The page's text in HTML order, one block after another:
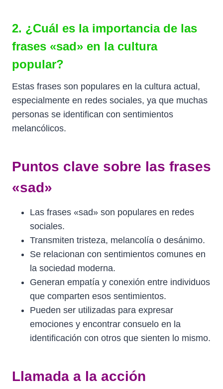
2. ¿Cuál es la importancia de las
frases «sad» en la cultura
popular?
Estas frases son populares en la cultura actual,
especialmente en redes sociales, ya que muchas
personas se identifican con sentimientos
melancólicos.
Puntos clave sobre las frases
«sad»
Las frases «sad» son populares en redes
sociales.
Transmiten tristeza, melancolía o desánimo.
Se relacionan con sentimientos comunes en
la sociedad moderna.
Generan empatía y conexión entre individuos
que comparten esos sentimientos.
Pueden ser utilizadas para expresar
emociones y encontrar consuelo en la
identificación con otros que sienten lo mismo.
Llamada a la acción